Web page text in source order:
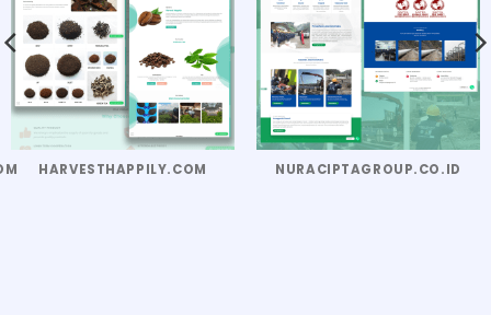
HARVESTHAPPILY.COM NURACIPTAGROUP.CO.ID